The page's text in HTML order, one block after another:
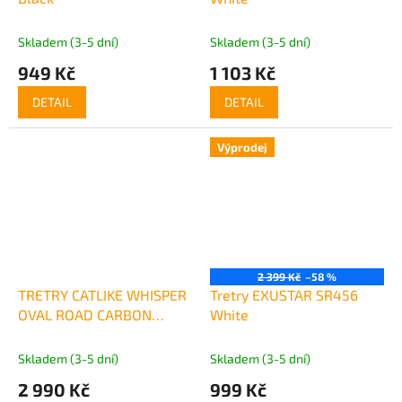
Skladem (3-5 dní)
949 Kč
DETAIL
Skladem (3-5 dní)
1 103 Kč
DETAIL
TRETRY CATLIKE WHISPER
OVAL ROAD CARBON
Skladem (3-5 dní)
2 990 Kč
Výprodej
2 399 Kč –58 %
Tretry EXUSTAR SR456
White
Skladem (3-5 dní)
999 Kč